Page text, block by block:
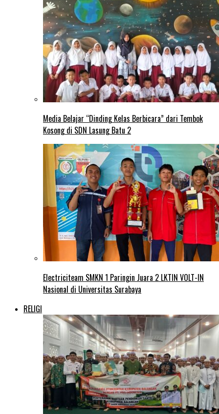
Media Belajar “Dinding Kelas Berbicara” dari Tembok
Kosong di SDN Lasung Batu 2
Electriciteam SMKN 1 Paringin Juara 2 LKTIN VOLT-IN
Nasional di Universitas Surabaya
RELIGI